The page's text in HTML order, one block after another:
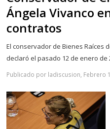
Ángela Vivanco
contratos
El conservador de Bienes Raíces
declaró el pasado 12 de enero de
Publicado por ladiscusion, Febrero